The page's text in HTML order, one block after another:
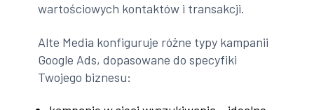
wartościowych kontaktów i transakcji.
Alte Media konfiguruje różne typy kampanii
Google Ads, dopasowane do specyfiki
Twojego biznesu: